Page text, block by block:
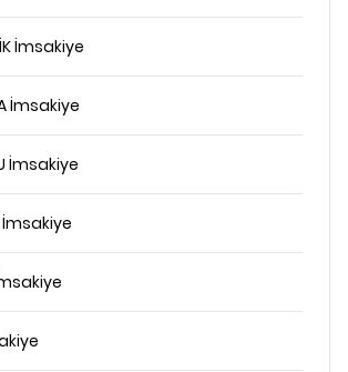
İmsakiye
İmsakiye
İmsakiye
İmsakiye